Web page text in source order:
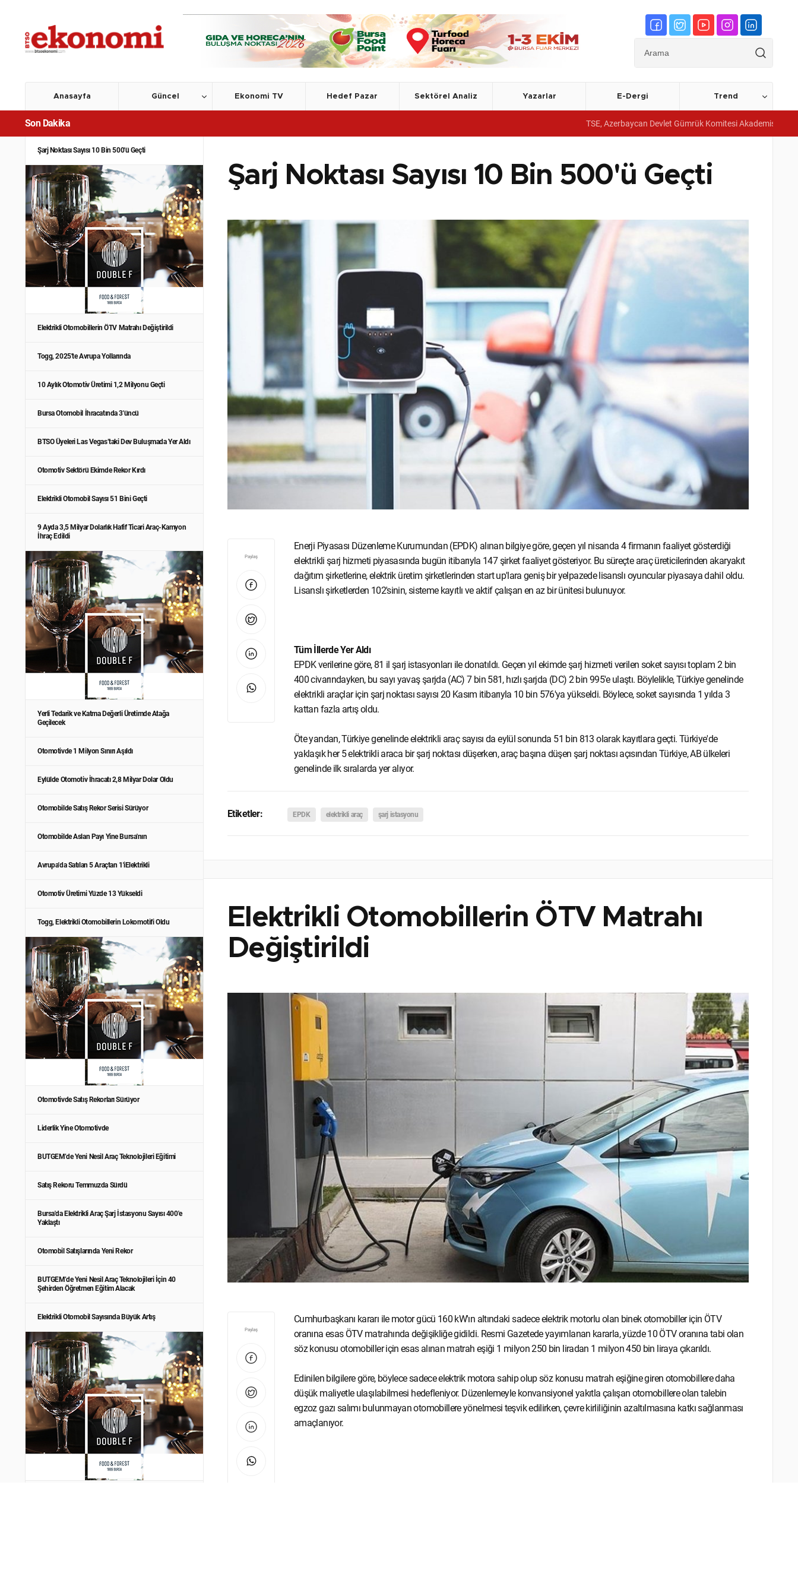
Anasayfa Güncel Ekonomi TV Hedef Pazar Sektörel Analiz Yazarlar E-Dergi Trend
Son Dakika TSE, Azerbaycan Devlet Gümrük Komitesi Akademisine yönetim
Şarj Noktası Sayısı 10 Bin 500'ü Geçti
Elektrikli Otomobillerin ÖTV Matrahı Değiştirildi
Togg, 2025'te Avrupa Yollarında
10 Aylık Otomotiv Üretimi 1,2 Milyonu Geçti
Bursa Otomobil İhracatında 3'üncü
BTSO Üyeleri Las Vegas’taki Dev Buluşmada Yer Aldı
Otomotiv Sektörü Ekimde Rekor Kırdı
Elektrikli Otomobil Sayısı 51 Bini Geçti
9 Ayda 3,5 Milyar Dolarlık Hafif Ticari Araç-Kamyon
İhraç Edildi
Yerli Tedarik ve Katma Değerli Üretimde Atağa
Geçilecek
Otomotivde 1 Milyon Sınırı Aşıldı
Eylülde Otomotiv İhracatı 2,8 Milyar Dolar Oldu
Otomobilde Satış Rekor Serisi Sürüyor
Otomobilde Aslan Payı Yine Bursa'nın
Avrupa'da Satılan 5 Araçtan 1'iElektrikli
Otomotiv Üretimi Yüzde 13 Yükseldi
Togg, Elektrikli Otomobillerin Lokomotifi Oldu
Otomotivde Satış Rekorları Sürüyor
Liderlik Yine Otomotivde
BUTGEM’de Yeni Nesil Araç Teknolojileri Eğitimi
Satış Rekoru Temmuzda Sürdü
Bursa'da Elektrikli Araç Şarj İstasyonu Sayısı 400'e
Yaklaştı
Otomobil Satışlarında Yeni Rekor
BUTGEM’de Yeni Nesil Araç Teknolojileri İçin 40
Şehirden Öğretmen Eğitim Alacak
Elektrikli Otomobil Sayısında Büyük Artış
Şarj Noktası Sayısı 10 Bin 500'ü Geçti
Paylaş
Enerji Piyasası Düzenleme Kurumundan (EPDK) alınan bilgiye göre, geçen yıl nisanda 4 firmanın faaliyet gösterdiği
elektrikli şarj hizmeti piyasasında bugün itibarıyla 147 şirket faaliyet gösteriyor. Bu süreçte araç üreticilerinden akaryakıt
dağıtım şirketlerine, elektrik üretim şirketlerinden start up'lara geniş bir yelpazede lisanslı oyuncular piyasaya dahil oldu.
Lisanslı şirketlerden 102'sinin, sisteme kayıtlı ve aktif çalışan en az bir ünitesi bulunuyor.
Tüm İllerde Yer Aldı
EPDK verilerine göre, 81 il şarj istasyonları ile donatıldı. Geçen yıl ekimde şarj hizmeti verilen soket sayısı toplam 2 bin
400 civarındayken, bu sayı yavaş şarjda (AC) 7 bin 581, hızlı şarjda (DC) 2 bin 995'e ulaştı. Böylelikle, Türkiye genelinde
elektrikli araçlar için şarj noktası sayısı 20 Kasım itibarıyla 10 bin 576'ya yükseldi. Böylece, soket sayısında 1 yılda 3
kattan fazla artış oldu.
Öte yandan, Türkiye genelinde elektrikli araç sayısı da eylül sonunda 51 bin 813 olarak kayıtlara geçti. Türkiye'de
yaklaşık her 5 elektrikli araca bir şarj noktası düşerken, araç başına düşen şarj noktası açısından Türkiye, AB ülkeleri
genelinde ilk sıralarda yer alıyor.
Etiketler: EPDK elektrikli araç şarj istasyonu
Elektrikli Otomobillerin ÖTV Matrahı
Değiştirildi
Paylaş
Cumhurbaşkanı kararı ile motor gücü 160 kW'ın altındaki sadece elektrik motorlu olan binek otomobiller için ÖTV
oranına esas ÖTV matrahında değişikliğe gidildi. Resmi Gazetede yayımlanan kararla, yüzde 10 ÖTV oranına tabi olan
söz konusu otomobiller için esas alınan matrah eşiği 1 milyon 250 bin liradan 1 milyon 450 bin liraya çıkarıldı.
Edinilen bilgilere göre, böylece sadece elektrik motora sahip olup söz konusu matrah eşiğine giren otomobillere daha
düşük maliyetle ulaşılabilmesi hedefleniyor. Düzenlemeyle konvansiyonel yakıtla çalışan otomobillere olan talebin
egzoz gazı salımı bulunmayan otomobillere yönelmesi teşvik edilirken, çevre kirliliğinin azaltılmasına katkı sağlanması
amaçlanıyor.